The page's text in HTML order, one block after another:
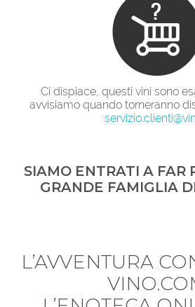
Ci dispiace, questi vini sono
avvisiamo quando torneranno
SIAMO ENTRATI A FAR
GRANDE FAMIGLIA
L’AVVENTURA